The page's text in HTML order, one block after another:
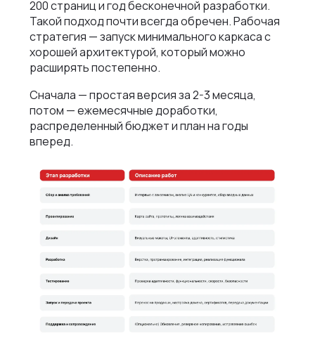
200 страниц и год бесконечной разработки.
Такой подход почти всегда обречен. Рабочая
стратегия — запуск минимального каркаса с
хорошей архитектурой, который можно
расширять постепенно.
Сначала — простая версия за 2-3 месяца,
потом — ежемесячные доработки,
распределенный бюджет и план на годы
вперед.